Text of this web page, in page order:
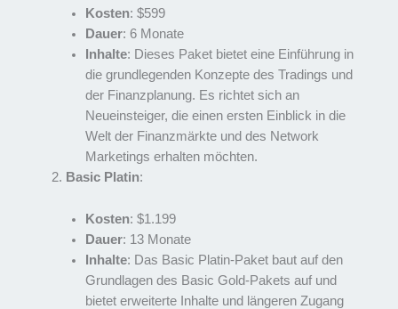
Kosten: $599
Dauer: 6 Monate
Inhalte: Dieses Paket bietet eine Einführung in
die grundlegenden Konzepte des Tradings und
der Finanzplanung. Es richtet sich an
Neueinsteiger, die einen ersten Einblick in die
Welt der Finanzmärkte und des Network
Marketings erhalten möchten.
Basic Platin:
Kosten: $1.199
Dauer: 13 Monate
Inhalte: Das Basic Platin-Paket baut auf den
Grundlagen des Basic Gold-Pakets auf und
bietet erweiterte Inhalte und längeren Zugang